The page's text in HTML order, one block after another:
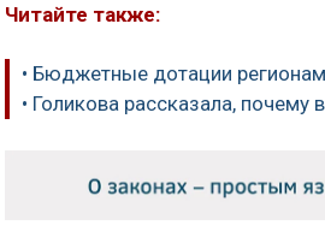
Читайте также:
• Бюджетные дотации
• Голикова рассказала,